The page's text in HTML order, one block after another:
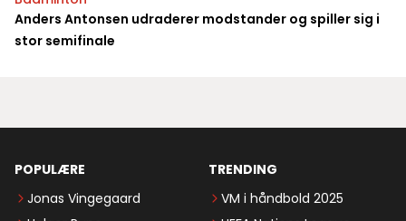
Anders Antonsen udraderer modstander og spiller sig i
stor semifinale
POPULÆRE
Jonas Vingegaard
TRENDING
VM i håndbold 2025